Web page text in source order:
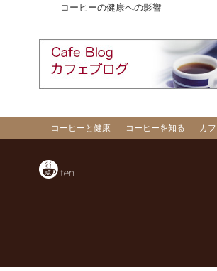
コーヒーの健康への影響
コーヒーと健康 コーヒーを知る カ